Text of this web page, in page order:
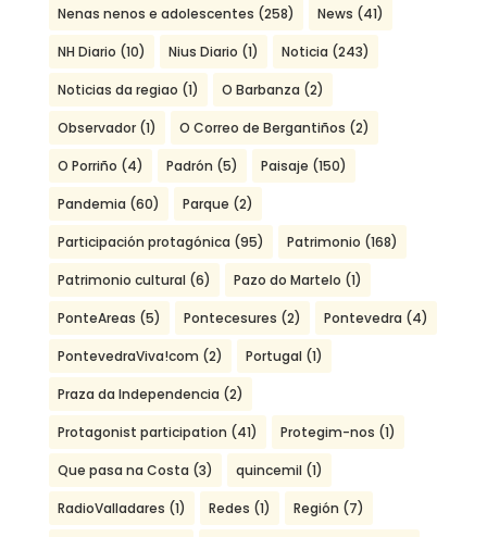
Nenas nenos e adolescentes (258) News (41)
NH Diario (10) Nius Diario (1) Noticia (243)
Noticias da regiao (1) O Barbanza (2)
Observador(1) O Correo de Bergantiños (2)
O Porriño (4) Padrón (5) Paisaje (150)
Pandemia (60) Parque (2)
Participación protagónica (95) Patrimonio (168)
Patrimonio cultural (6) Pazo do Martelo (1)
PonteAreas (5) Pontecesures (2) Pontevedra (4)
PontevedraViva!com (2) Portugal (1)
Praza da Independencia (2)
Protagonist participation (41) Protegim-nos (1)
Que pasa na Costa (3) quincemil (1)
RadioValladares (1) Redes (1) Región (7)